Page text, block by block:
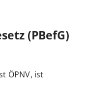
(PBefG)
ÖPNV, ist